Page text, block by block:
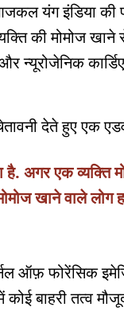
यंग इंडिया की
की मोमोज
न्यूरोजेनिक
देते हुए एक
अगर एक व्यक्ति
खाने वाले लोग
ऑफ़ फोरेंसिक
बाहरी तत्व